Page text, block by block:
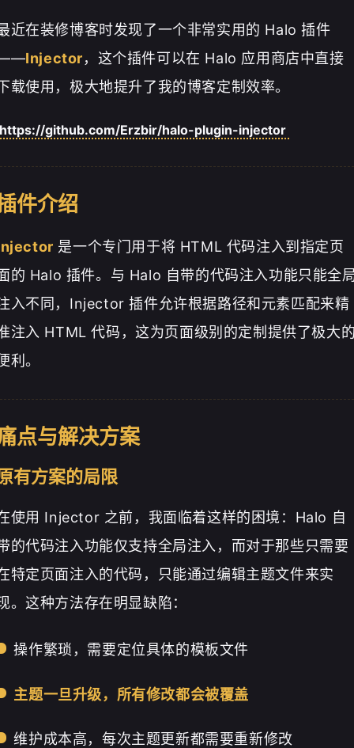
近在装修博客时发现了一个非常实用的 Halo 插件
Injector，这个插件可以在 Halo 应用商店中直接
载使用，极大地提升了我的博客定制效率。
https://github.com/Erzbir/halo-plugin-injector
件介绍
是一个专门用于将 HTML 代码注入到指定页
的 Halo 插件。与 Halo 自带的代码注入功能只能全
入不同，Injector 插件允许根据路径和元素匹配来精
注入 HTML 代码，这为页面级别的定制提供了极大
利。
点与解决方案
有方案的局限
使用 Injector 之前，我面临着这样的困境：Halo 自
的代码注入功能仅支持全局注入，而对于那些只需要
特定页面注入的代码，只能通过编辑主题文件来实
。这种方法存在明显缺陷：
操作繁琐，需要定位具体的模板文件
主题一旦升级，所有修改都会被覆盖
维护成本高，每次主题更新都需要重新修改